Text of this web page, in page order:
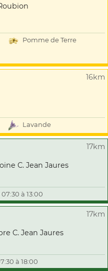
Pomme de Terre
16km
Lavande
17km
C. Jean Jaures
à 13:00
17km
C. Jean Jaures
à 18:00